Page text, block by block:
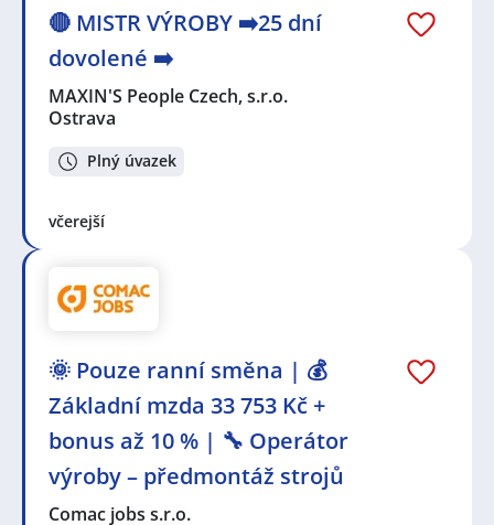
🔴 MISTR VÝROBY ➡️25 dní
dovolené ➡️
MAXIN'S People Czech, s.r.o.
Ostrava
Plný úvazek
včerejší
🌞 Pouze ranní směna | 💰
Základní mzda 33 753 Kč +
bonus až 10 % | 🔧 Operátor
výroby – předmontáž strojů
Comac jobs s.r.o.